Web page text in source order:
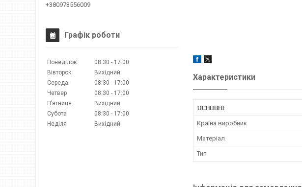
Характеристики
ОСНОВНІ
Країна виробник
Матеріал
Тип
+380973556009
Графік роботи
Понеділок 08:30
17:00
Вівторок
Вихідний
Середа
08:30
17:00
Четвер
08:30
17:00
Пʼятниця
Вихідний
Субота
08:30
17:00
Неділя
Вихідний